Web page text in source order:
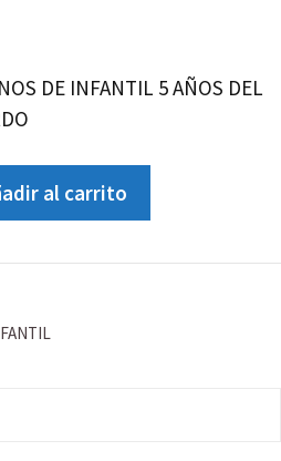
DE INFANTIL 5 AÑOS DEL
al carrito